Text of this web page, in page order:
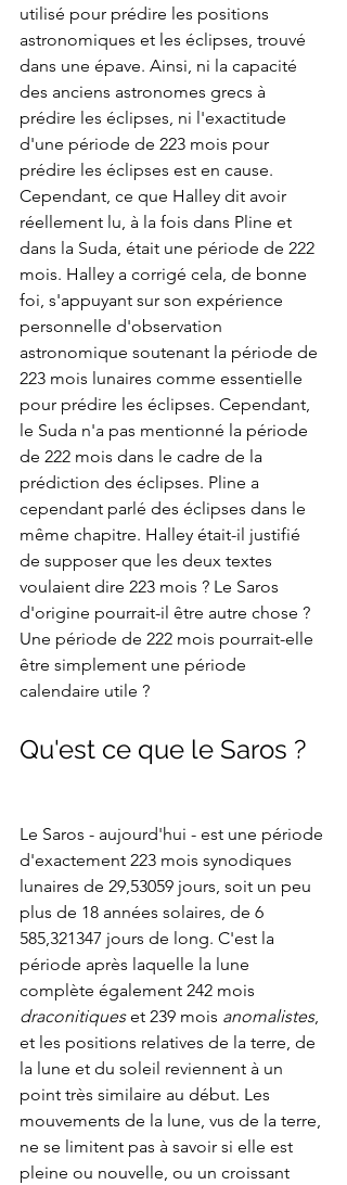
utilisé pour prédire les positions
astronomiques et les éclipses, trouvé
dans une épave. Ainsi, ni la capacité
des anciens astronomes grecs à
prédire les éclipses, ni l'exactitude
d'une période de 223 mois pour
prédire les éclipses est en cause.
Cependant, ce que Halley dit avoir
réellement lu, à la fois dans Pline et
dans la Suda, était une période de 222
mois. Halley a corrigé cela, de bonne
foi, s'appuyant sur son expérience
personnelle d'observation
astronomique soutenant la période de
223 mois lunaires comme essentielle
pour prédire les éclipses. Cependant,
le Suda n'a pas mentionné la période
de 222 mois dans le cadre de la
prédiction des éclipses. Pline a
cependant parlé des éclipses dans le
même chapitre. Halley était-il justifié
de supposer que les deux textes
voulaient dire 223 mois ? Le Saros
d'origine pourrait-il être autre chose ?
Une période de 222 mois pourrait-elle
être simplement une période
calendaire utile ?
Qu'est ce que le Saros ?
Le Saros - aujourd'hui - est une période
d'exactement 223 mois synodiques
lunaires de 29,53059 jours, soit un peu
plus de 18 années solaires, de 6
585,321347 jours de long. C'est la
période après laquelle la lune
complète également 242 mois
draconitiques et 239 mois anomalistes,
et les positions relatives de la terre, de
la lune et du soleil reviennent à un
point très similaire au début. Les
mouvements de la lune, vus de la terre,
ne se limitent pas à savoir si elle est
pleine ou nouvelle, ou un croissant